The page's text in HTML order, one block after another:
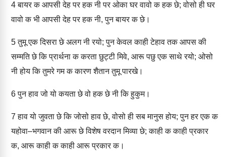
4बायर क आपसी देह पर हक नी पर ओका घर वावो क हक छे; वोसो ही घर
वावो क भी आपसी देह पर हक नी, पुन बायर क छे।
5तुमू एक दिसरा छे अलग नी रयो; पुन केवल काही टेहाव तक आपस की
सम्मति छे कि प्रार्थना क करता छुट्टी मिवे, आरू पछु एक साथे रयो; ओसो
नी होय कि तुमरे गम क कारण शैतान तुमू पारखे।
6पुन हाव जो यो कयता छे वो हक छे नी कि हुकुम।
7 हाव यो जुवता छे कि जोसो हाव छे, वोसो ही सब मानुस होय; पुन हर एक क
यहोवा–भगवान की आरू छे विशेष वरदान मिव्या छे; काही क काही प्रकार
क, आरू काही क काही आरू प्रकार क।